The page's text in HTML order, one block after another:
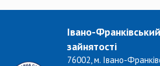
Івано-
зайнятості
76002, м. Івано-